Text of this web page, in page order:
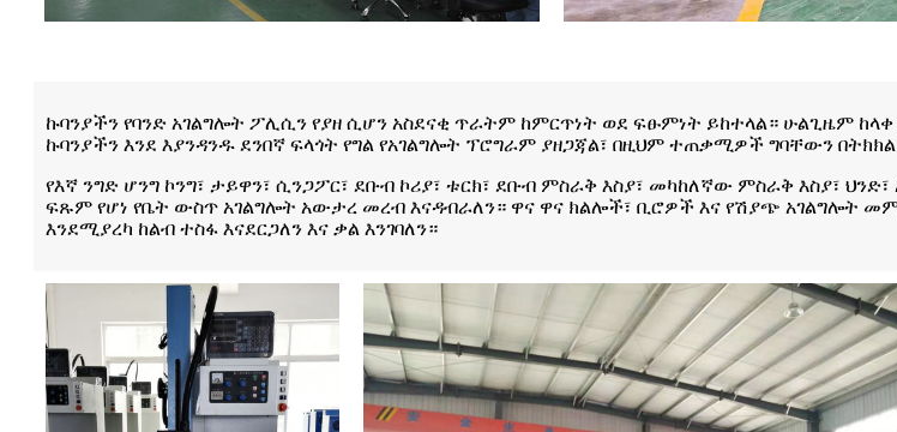
ኩባንያችን የባንድ አገልግሎት ፖሊሲን የያዘ ሲሆን አስደናቂ ጥራትም ከምርጥነት ወደ ፍፁምነት ይከተላል። ሁልጊዜም ከላቀ
ኩባንያችን እንደ እያንዳንዱ ደንበኛ ፍላጎት የግል የአገልግሎት ፕሮግራም ያዘጋጃል፣ በዚህም ተጠቃሚዎች ግባቸውን
የእኛ ንግድ ሆንግ ኮንግ፣ ታይዋን፣ ሲንጋፖር፣ ደቡብ ኮሪያ፣ ቱርክ፣ ደቡብ ምስራቅ እስያ፣ መካከለኛው ምስራቅ እስያ፣
ፍጹም የሆነ የቤት ውስጥ አገልግሎት አውታረ መረብ እናዳብራለን። ዋና ዋና ክልሎች፣ ቢሮዎች እና የሽያጭ አገልግሎት
እንደሚያረካ ከልብ ተስፋ እናደርጋለን እና ቃል እንገባለን።